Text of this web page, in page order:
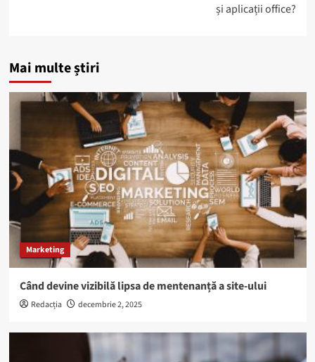
și aplicații office?
Mai multe știri
Marketing
Când devine vizibilă lipsa de mentenanță a site-ului
Redacția decembrie 2, 2025